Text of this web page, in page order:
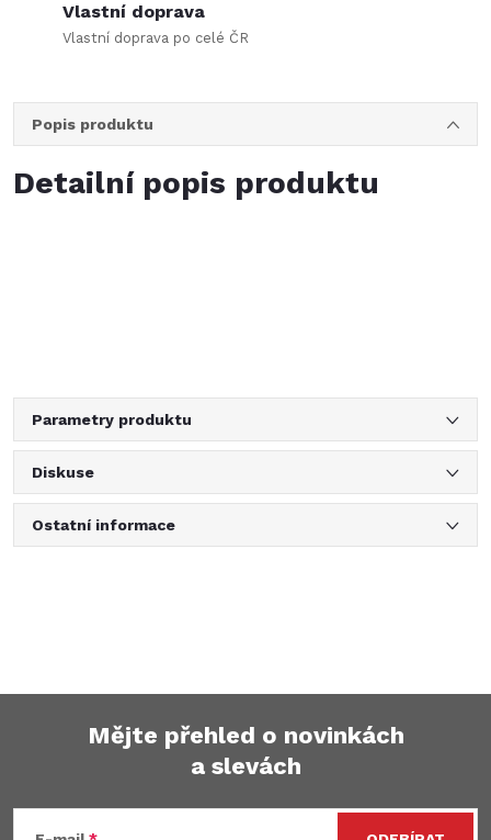
Vlastní doprava
Vlastní doprava po celé ČR
Popis produktu
Detailní popis produktu
Parametry produktu
Diskuse
Ostatní informace
Mějte přehled o novinkách
a slevách